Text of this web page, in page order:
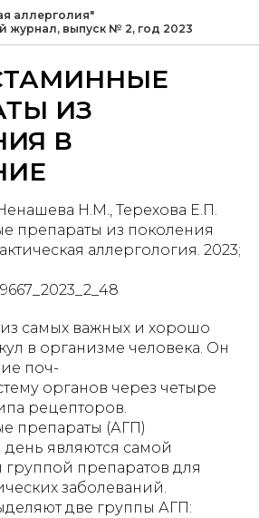
аллерголия"
журнал, выпуск № 2, год 2023
ИЗ
В
Н.М., Терехова Е.П.
препараты из поколения
аллергология. 2023;
из самых важных и хорошо
в организме человека. Он
поч-
органов через четыре
рецепторов.
препараты (АГП)
являются самой
группой препаратов для
заболеваний.
две группы АГП: